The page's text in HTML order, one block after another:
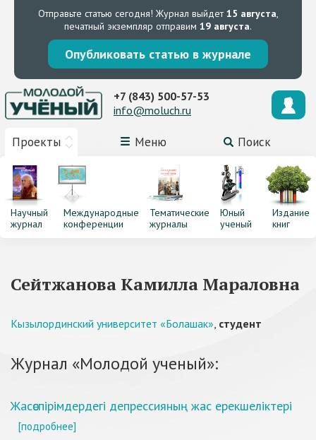
Отправьте статью сегодня! Журнал выйдет15 августа,
печатный экземпляр отправим 19 августа.
Опубликовать статью в журнале
Проекты Меню Поиск
+7 (843) 500-57-53
info@moluch.ru
Научный
журнал
Международные
конференции
Тематические
журналы
Юный
ученый
Издание
книг
Сейтжанова Камилла Мараловна
Кызылординский университет «Болашак», студент
Журнал «Молодой ученый»:
Жасөспірімдердегі депрессияның жас ерекшеліктері
[подробнее]